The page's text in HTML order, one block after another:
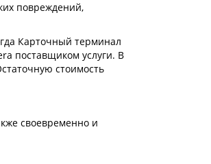
повреждений,
Карточный терминал
поставщиком услуги. В
стоимость
своевременно и